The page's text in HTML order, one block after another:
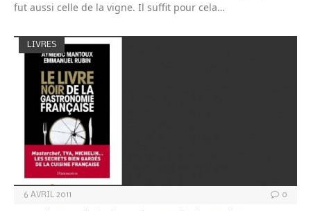
fut aussi celle de la vigne. Il suffit pour cela…
LIVRES
6 AVRIL 2011 0